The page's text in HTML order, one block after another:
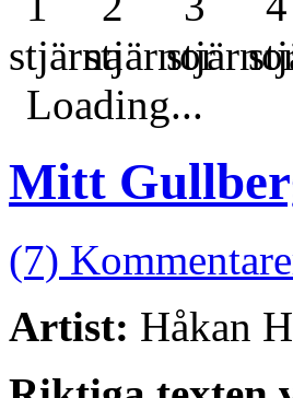
Loading...
Mitt
(7)
Artist: Håkan